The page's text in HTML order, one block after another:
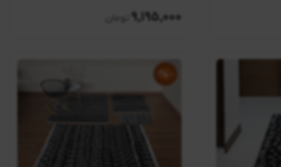
9٬195٬000